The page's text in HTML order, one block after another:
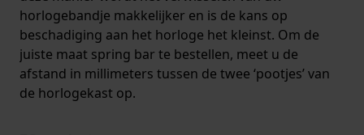
horlogebandje makkelijker en is de kans op
beschadiging aan het horloge het kleinst. Om de
juiste maat spring bar te bestellen, meet u de
afstand in millimeters tussen de twee ‘pootjes’ van
de horlogekast op.